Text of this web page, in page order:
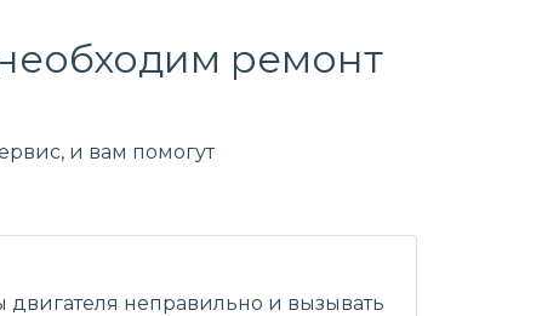
ремонт
и вам помогут
неправильно и вызывать